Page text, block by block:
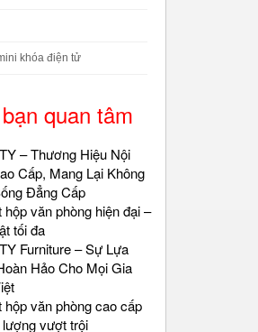
khóa điện tử
quan tâm
– Thương Hiệu Nội
Cấp, Mang Lại Không
Đẳng Cấp
hộp văn phòng hiện đại –
tối đa
Furniture – Sự Lựa
Hảo Cho Mọi Gia
hộp văn phòng cao cấp
vượt trội